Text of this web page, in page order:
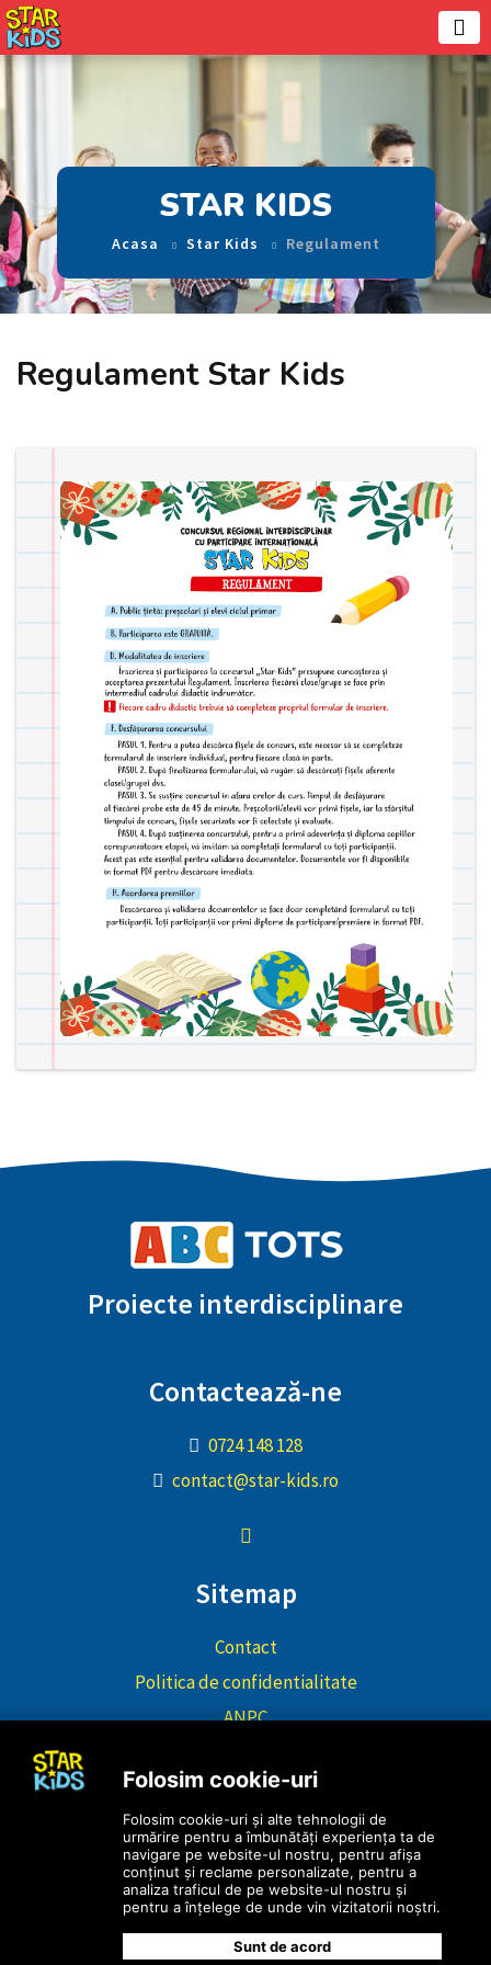
STAR KIDS
Acasa Star Kids Regulament
Regulament Star Kids
Proiecte interdisciplinare
Contactează-ne
0724 148 128
contact@star-kids.ro
Sitemap
Contact
Politica de confidentialitate
ANPC
Editura Star Kids SRL este înregistrata și avizată de către ANSPDCP
(Autoritatea Națională de Supraveghere a Prelucrării Datelor cu